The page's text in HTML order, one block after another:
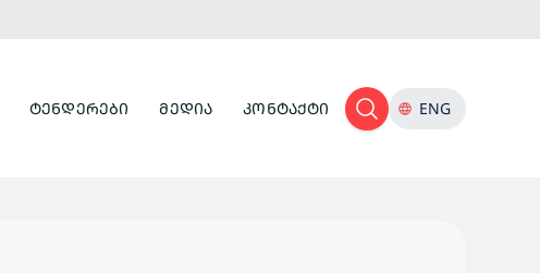
ᲢᲔᲜᲓᲔᲠᲔᲑᲘ ᲛᲔᲓᲘᲐ ᲙᲝᲜᲢᲐᲥᲢᲘ ENG